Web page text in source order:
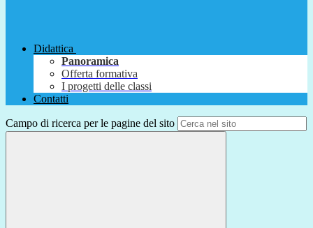
Didattica
Panoramica
Offerta formativa
I progetti delle classi
Contatti
Campo di ricerca per le pagine del sito